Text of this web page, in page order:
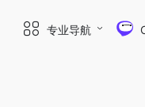
专业导航